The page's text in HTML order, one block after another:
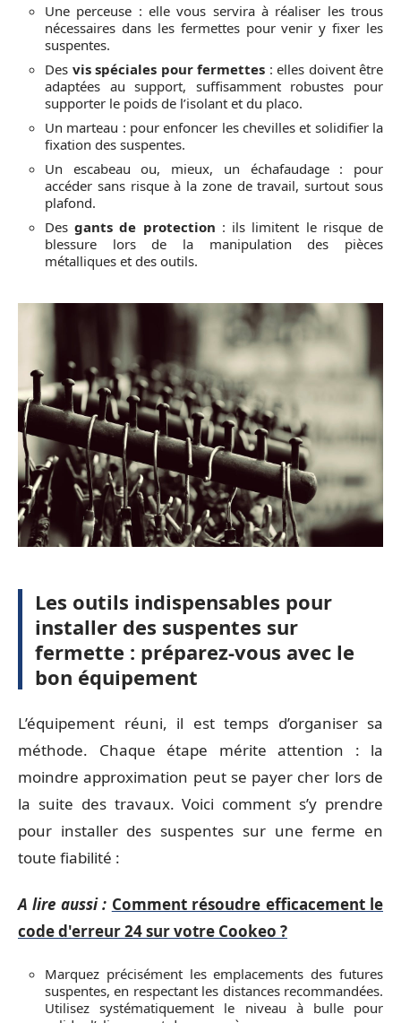
Une perceuse : elle vous servira à réaliser les trous
nécessaires dans les fermettes pour venir y fixer les
suspentes.
Des vis spéciales pour fermettes : elles doivent être
adaptées au support, suffisamment robustes pour
supporter le poids de l’isolant et du placo.
Un marteau : pour enfoncer les chevilles et solidifier la
fixation des suspentes.
Un escabeau ou, mieux, un échafaudage : pour
accéder sans risque à la zone de travail, surtout sous
plafond.
Desgants de protection : ils limitent le risque de
blessure lors de la manipulation des pièces
métalliques et des outils.
Les outils indispensables pour
installer des suspentes sur
fermette : préparez-vous avec le
bon équipement
L’équipement réuni, il est temps d’organiser sa
méthode. Chaque étape mérite attention : la
moindre approximation peut se payer cher lors de
la suite des travaux. Voici comment s’y prendre
pour installer des suspentes sur une ferme en
toute fiabilité :
A lire aussi : Comment résoudre efficacement le
code d'erreur 24 sur votre Cookeo ?
Marquez précisément les emplacements des futures
suspentes, en respectant les distances recommandées.
Utilisez systématiquement le niveau à bulle pour